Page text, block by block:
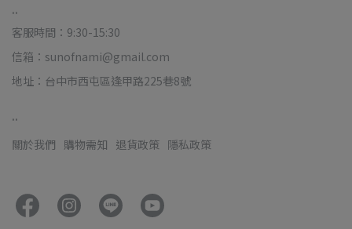
..
客服時間：9:30-15:30
信箱：sunofnami@gmail.com
地址：台中市西屯區逢甲路225巷8號
..
關於我們 購物需知 退貨政策 隱私政策